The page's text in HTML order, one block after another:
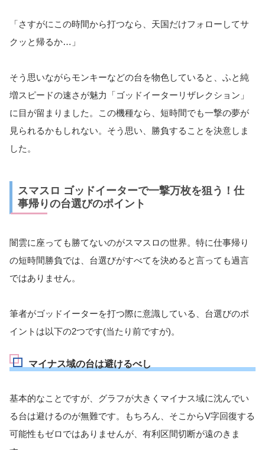
「さすがにこの時間から打つなら、天国だけフォローしてサ
クッと帰るか…」
そう思いながらモンキーなどの台を物色していると、ふと純
増スピードの速さが魅力「ゴッドイーターリザレクション」
に目が留まりました。この機種なら、短時間でも一撃の夢が
見られるかもしれない。そう思い、勝負することを決意しま
した。
スマスロ ゴッドイーターで一撃万枚を狙う！仕
事帰りの台選びのポイント
闇雲に座っても勝てないのがスマスロの世界。特に仕事帰り
の短時間勝負では、台選びがすべてを決めると言っても過言
ではありません。
筆者がゴッドイーターを打つ際に意識している、台選びのポ
イントは以下の2つです(当たり前ですが)。
マイナス域の台は避けるべし
基本的なことですが、グラフが大きくマイナス域に沈んでい
る台は避けるのが無難です。もちろん、そこからV字回復する
可能性もゼロではありませんが、有利区間切断が遠のきま